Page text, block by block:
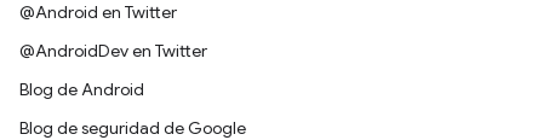
@Android en Twitter
@AndroidDev en Twitter
Blog de Android
Blog de seguridad de Google